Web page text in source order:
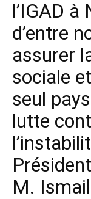
l’IGAD à
d’entre
assurer
sociale
seul
lutte
M.